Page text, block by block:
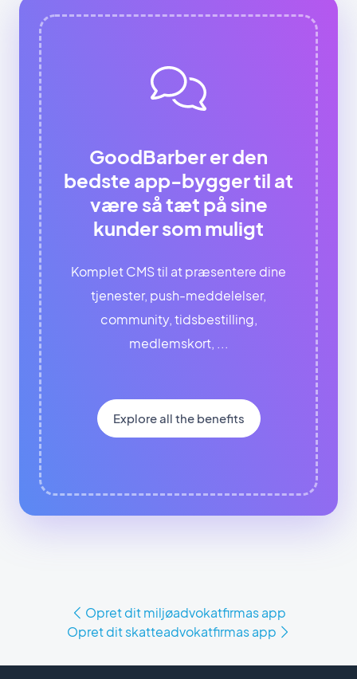
GoodBarber er den
bedste app-bygger til at
være så tæt på sine
kunder som muligt
Komplet CMS til at præsentere dine
tjenester, push-meddelelser,
community, tidsbestilling,
medlemskort, ...
Explore all the benefits
Opret dit miljøadvokatfirmas app
Opret dit skatteadvokatfirmas app